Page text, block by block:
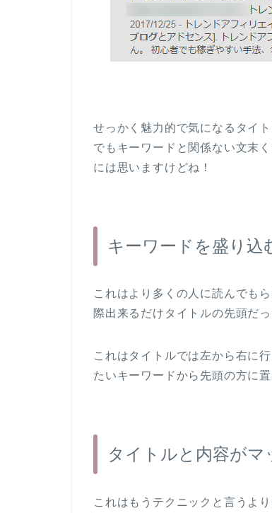
せっかく魅力的で気になるタイ
でもキーワードと関係ない文末
には思いますけどね！
キーワードを盛り込
これはより多くの人に読んでも
際出来るだけタイトルの先頭だ
これはタイトルでは左から右に
たいキーワードから先頭の方に置
タイトルと内容がマ
これはもうテクニックと言うよ